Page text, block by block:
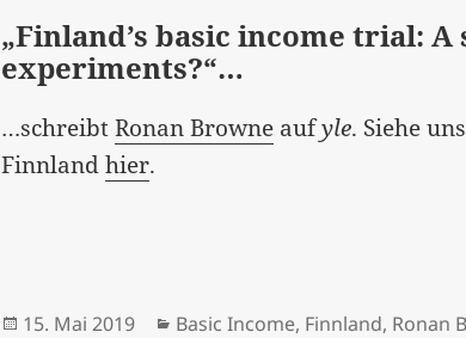
„Finland’s basic income trial:
experiments?“…
…schreibtRonan Browne aufyle. Siehe
Finnlandhier.
Veröffentlicht
15. Mai 2019 Kategorien
Basic Income, Finnland, Ronan